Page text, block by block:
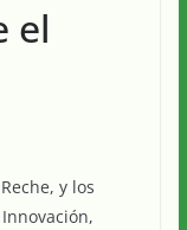
el
y los